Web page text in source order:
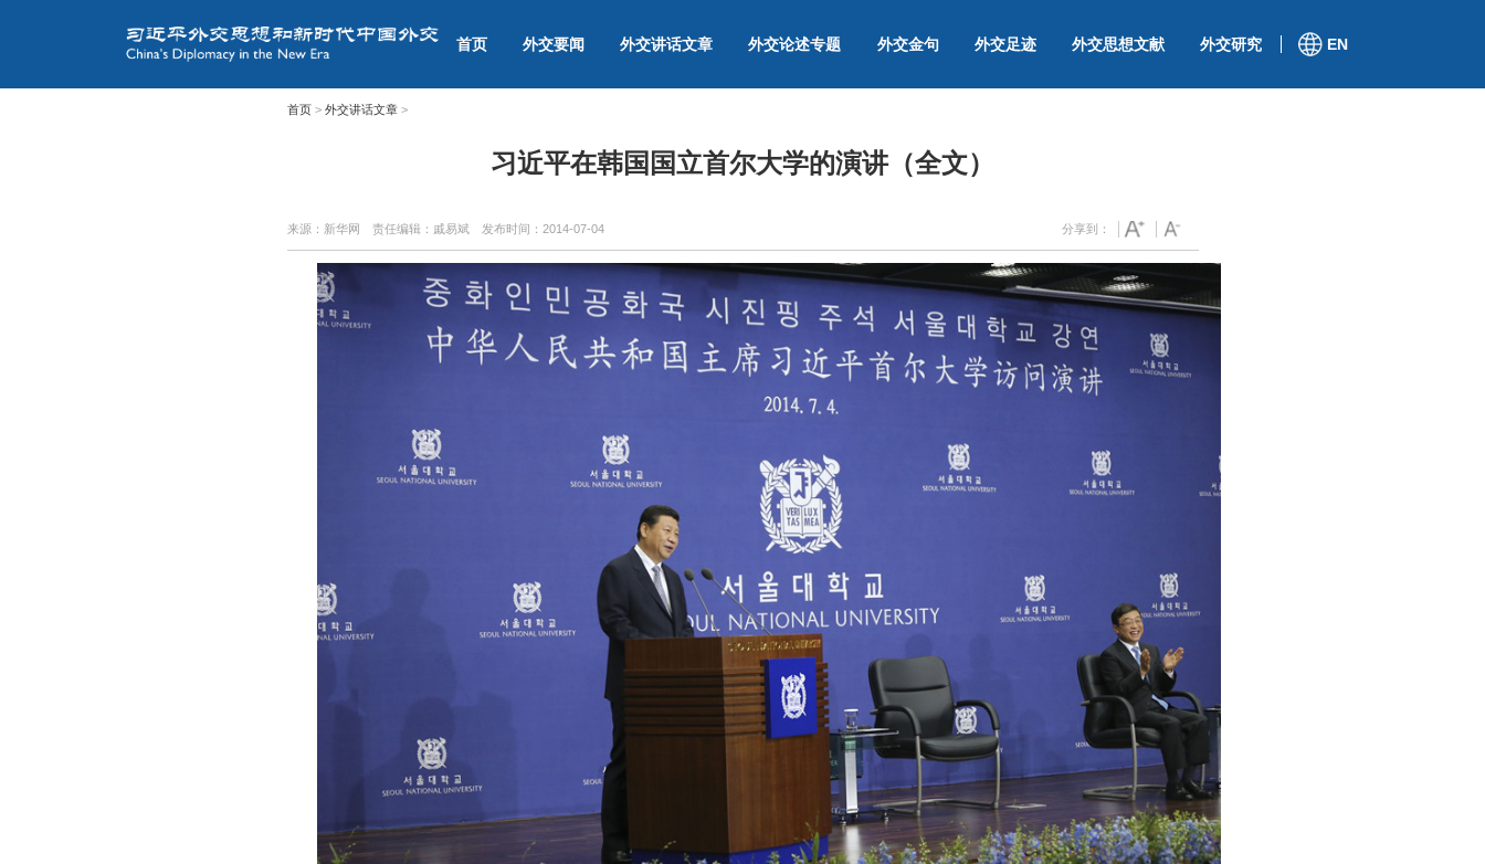
首页 外交要闻 外交讲话文章 外交论述专题 外交金句 外交足迹 外交思想文献 外交研究 EN
首页> 外交讲话文章>
习近平在韩国国立首尔大学的演讲（全文）
来源：新华网 责任编辑：戚易斌 发布时间： 2014-07-04 分享到：